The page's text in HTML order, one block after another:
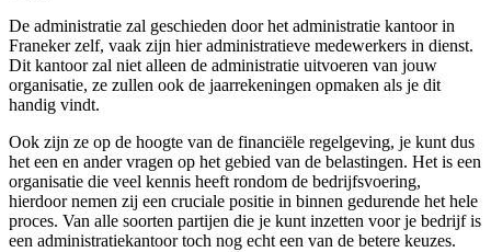
De administratie zal geschieden door het administratie kantoor in
Franeker zelf, vaak zijn hier administratieve medewerkers in dienst.
Dit kantoor zal niet alleen de administratie uitvoeren van jouw
organisatie, ze zullen ook de jaarrekeningen opmaken als je dit
handig vindt.
Ook zijn ze op de hoogte van de financiële regelgeving, je kunt dus
het een en ander vragen op het gebied van de belastingen. Het is een
organisatie die veel kennis heeft rondom de bedrijfsvoering,
hierdoor nemen zij een cruciale positie in binnen gedurende het hele
proces. Van alle soorten partijen die je kunt inzetten voor je bedrijf is
een administratiekantoor toch nog echt een van de betere keuzes.